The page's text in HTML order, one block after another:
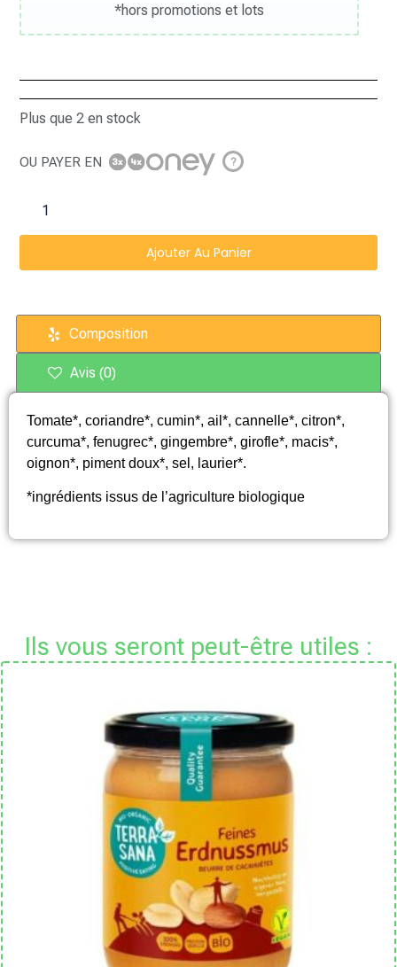
*hors promotions et lots
Plus que 2 en stock
OU PAYER EN ?
Ajouter Au Panier
Composition
Avis (0)
Tomate*, coriandre*, cumin*, ail*, cannelle*, citron*,
curcuma*, fenugrec*, gingembre*, girofle*, macis*,
oignon*, piment doux*, sel, laurier*.
*ingrédients issus de l’agriculture biologique
Ils vous seront peut-être utiles :